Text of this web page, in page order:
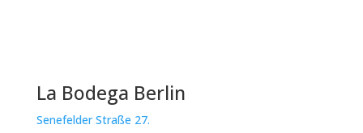
La Bodega Berlin
Senefelder Straße 27.